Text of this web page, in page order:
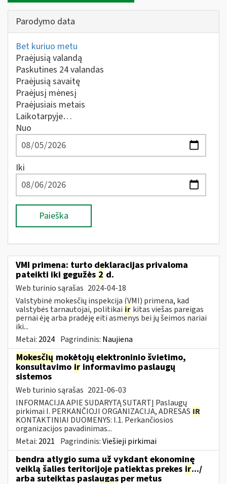
Parodymo data
Bet kuriuo metu
Praėjusią valandą
Paskutines 24 valandas
Praėjusią savaitę
Praėjusį mėnesį
Praėjusiais metais
Laikotarpyje…
Nuo
Iki
Paieška
VMI primena: turto deklaracijas privaloma
pateikti iki gegužės 2 d.
Web turinio sąrašas 2024-04-18
Valstybinė mokesčių inspekcija (VMI) primena, kad
valstybės tarnautojai, politikai ir kitas viešas pareigas
pernai ėję arba pradėję eiti asmenys bei jų šeimos nariai
iki...
Metai: 2024 Pagrindinis: Naujiena
Mokesčių mokėtojų elektroninio švietimo,
konsultavimo ir informavimo paslaugų
sistemos
Web turinio sąrašas 2021-06-03
INFORMACIJA APIE SUDARYTĄ SUTARTĮ Paslaugų
pirkimai I. PERKANČIOJI ORGANIZACIJA, ADRESAS IR
KONTAKTINIAI DUOMENYS: I.1. Perkančiosios
organizacijos pavadinimas...
Metai: 2021 Pagrindinis:Viešieji pirkimai
bendra atlygio suma už vykdant ekonominę
veiklą šalies teritorijoje patiektas prekes ir.../
arba suteiktas paslaugas per metus